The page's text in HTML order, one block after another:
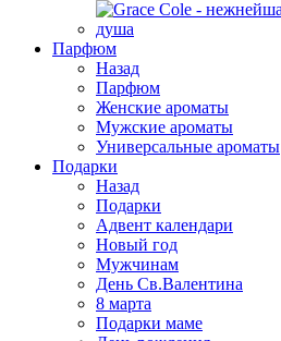
Парфюм
Назад
Парфюм
Женские ароматы
Мужские ароматы
Универсальные ароматы
Подарки
Назад
Подарки
Адвент календари
Новый год
Мужчинам
День Св.Валентина
8 марта
Подарки маме